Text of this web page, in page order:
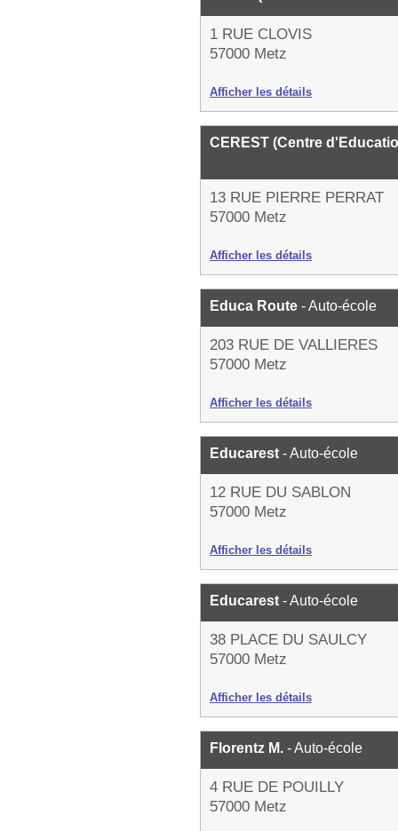
1 RUE CLOVIS
57000 Metz
Afficher les détails
CEREST (Centre
13 RUE PIERRE PERRAT
57000 Metz
Afficher les détails
Educa Route - Auto-école
203 RUE DE VALLIERES
57000 Metz
Afficher les détails
Educarest - Auto-école
12 RUE DU SABLON
57000 Metz
Afficher les détails
Educarest - Auto-école
38 PLACE DU SAULCY
57000 Metz
Afficher les détails
Florentz M. - Auto-école
4 RUE DE POUILLY
57000 Metz